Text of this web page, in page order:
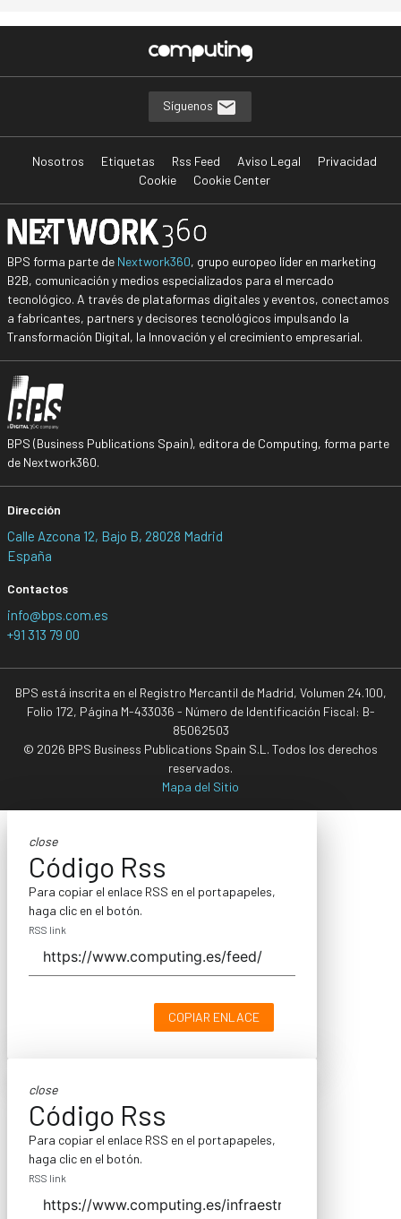
Síguenos
Nosotros Etiquetas Rss Feed Aviso Legal
Privacidad
Cookie
Cookie Center
BPS forma parte de Nextwork360, grupo europeo líder en marketing
B2B, comunicación y medios especializados para el mercado
tecnológico. A través de plataformas digitales y eventos, conectamos
a fabricantes, partners y decisores tecnológicos impulsando la
Transformación Digital, la Innovación y el crecimiento empresarial.
BPS (Business Publications Spain), editora de Computing, forma parte
de Nextwork360.
Dirección
Calle Azcona 12, Bajo B, 28028 Madrid
España
Contactos
info@bps.com.es
+91 313 79 00
BPS está inscrita en el Registro Mercantil de Madrid, Volumen 24.100,
Folio 172, Página M-433036 - Número de Identificación Fiscal: B-
85062503
© 2026 BPS Business Publications Spain S.L. Todos los derechos
reservados.
Mapa del Sitio
close
Código Rss
Para copiar el enlace RSS en el portapapeles,
haga clic en el botón.
RSS link
COPIAR ENLACE
close
Código Rss
Para copiar el enlace RSS en el portapapeles,
haga clic en el botón.
RSS link